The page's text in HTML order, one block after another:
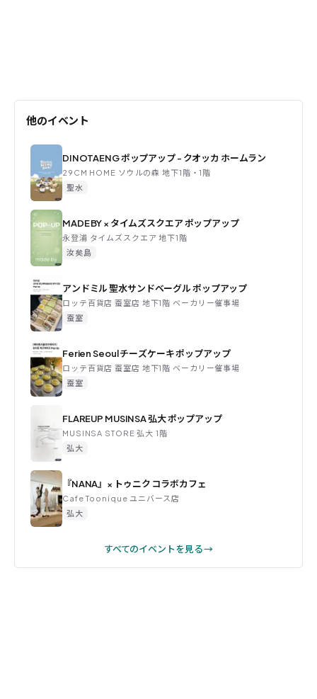
他のイベント
DINOTAENG ポップアップ - クオッカ ホームラン
29CM HOME ソウルの森 地下1階・1階
聖水
MADE BY × タイムズスクエア ポップアップ
永登浦 タイムズスクエア 地下1階
汝矣島
アンドミル 聖水サンドベーグル ポップアップ
ロッテ百貨店 蚕室店 地下1階 ベーカリー催事場
蚕室
Ferien Seoul チーズケーキ ポップアップ
ロッテ百貨店 蚕室店 地下1階 ベーカリー催事場
蚕室
FLAREUP MUSINSA 弘大 ポップアップ
MUSINSA STORE 弘大 1階
弘大
『NANA』× トゥニク コラボカフェ
Cafe Toonique ユニバース店
弘大
すべてのイベントを見る →